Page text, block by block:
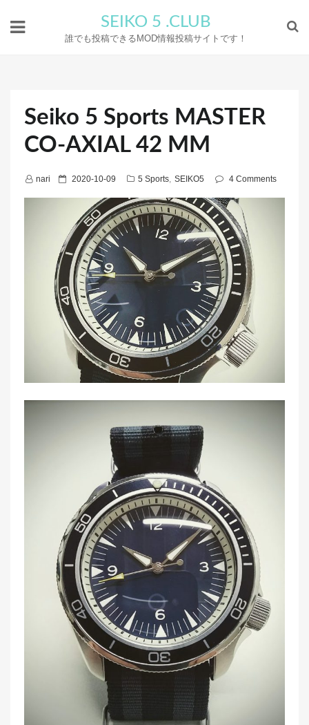
SEIKO 5 .CLUB
誰でも投稿できるMOD情報投稿サイトです！
Seiko 5 Sports MASTER
CO‑AXIAL 42 MM
nari
P
e
o
n
2020-10-09 5 Sports, SEIKO5 4 Comments